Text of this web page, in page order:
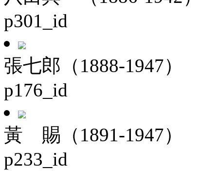
p301_id
張七郎（1888-1947）
p176_id
黃 賜（1891-1947）
p233_id